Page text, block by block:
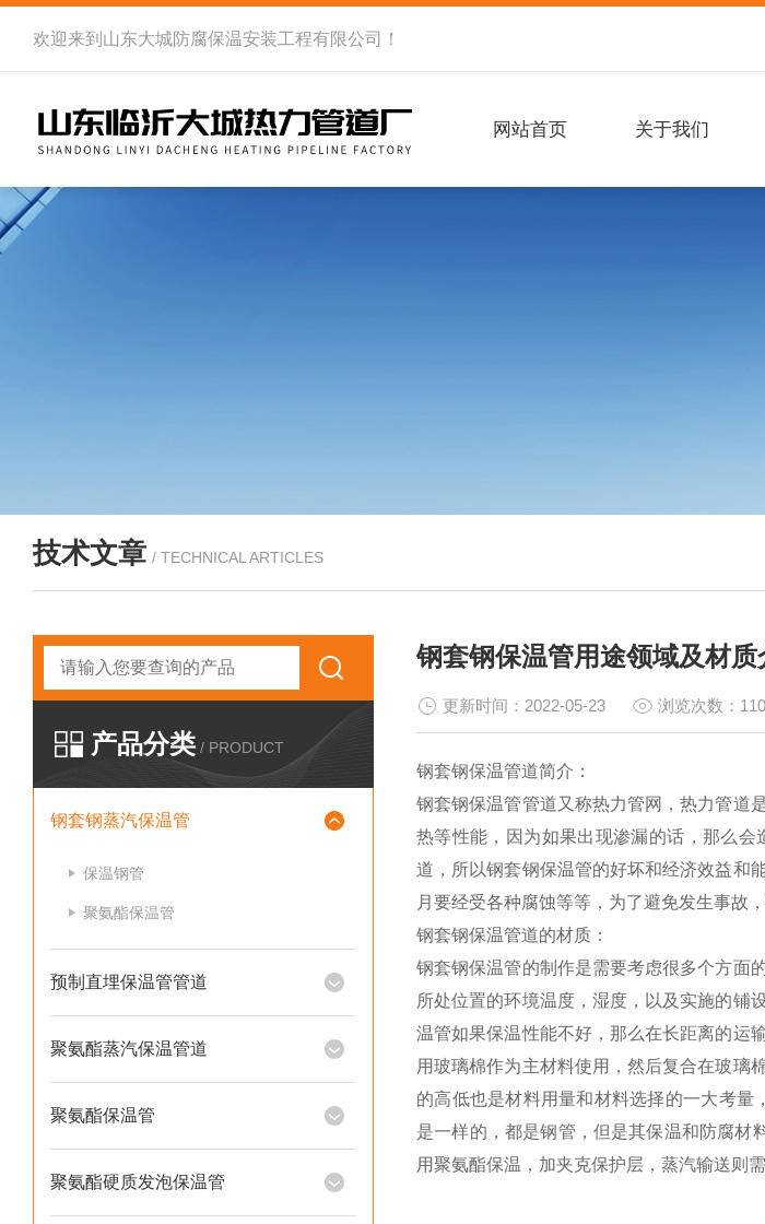
欢迎来到 山东大城防腐保温安装工程有限公司 ！
网站首页 关于我们
技术文章 / TECHNICAL ARTICLES
产品分类 / PRODUCT
钢套钢蒸汽保温管
保温钢管
聚氨酯保温管
预制直埋保温管管道
聚氨酯蒸汽保温管道
聚氨酯保温管
聚氨酯硬质发泡保温管
钢套钢保温管用途领域及材质
更新时间：2022-05-23 浏览次数：
钢套钢保温管道简介：
钢套钢保温管管道又称热力管网，热力管道
热等性能，因为如果出现渗漏的话，那么
道，所以钢套钢保温管的好坏和经济效益和
月要经受各种腐蚀等等，为了避免发生事故
钢套钢保温管道的材质：
钢套钢保温管的制作是需要考虑很多个方面
所处位置的环境温度，湿度，以及实施的铺
温管如果保温性能不好，那么在长距离的运
用玻璃棉作为主材料使用，然后复合在玻璃
的高低也是材料用量和材料选择的一大考量
是一样的，都是钢管，但是其保温和防腐材
用聚氨酯保温，加夹克保护层，蒸汽输送则